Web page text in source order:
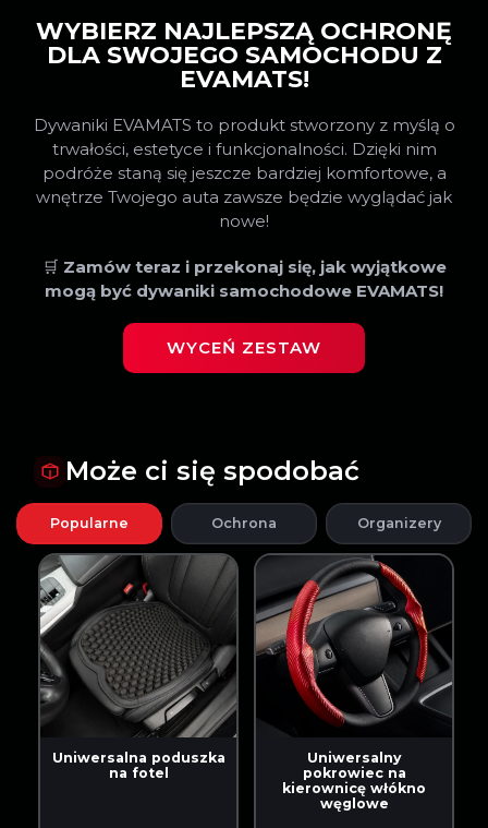
WYBIERZ NAJLEPSZĄ OCHRONĘ
DLA SWOJEGO SAMOCHODU Z
EVAMATS!
Dywaniki EVAMATS to produkt stworzony z myślą o
trwałości, estetyce i funkcjonalności. Dzięki nim
podróże staną się jeszcze bardziej komfortowe, a
wnętrze Twojego auta zawsze będzie wyglądać jak
nowe!
🛒 Zamów teraz i przekonaj się, jak wyjątkowe
mogą być dywaniki samochodowe EVAMATS!
WYCEŃ ZESTAW
Może ci się spodobać
Popularne Ochrona Organizery
Uniwersalna poduszka
na fotel
Uniwersalny
pokrowiec na
kierownicę włókno
węglowe